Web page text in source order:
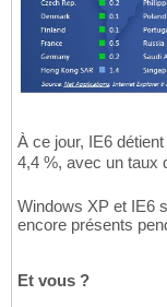
À ce jour, IE6
4,4 %, avec un taux
Windows XP et IE6
encore présents
Et vous ?